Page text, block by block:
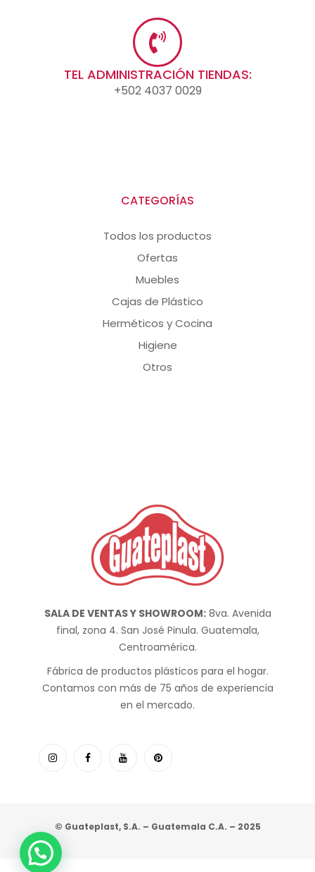
TEL ADMINISTRACIÓN TIENDAS:
+502 4037 0029
CATEGORÍAS
Todos los productos
Ofertas
Muebles
Cajas de Plástico
Herméticos y Cocina
Higiene
Otros
SALA DE VENTAS Y SHOWROOM:8va. Avenida
final, zona 4. San José Pinula. Guatemala,
Centroamérica.
Fábrica de productos plásticos para el hogar.
Contamos con más de 75 años de experiencia
en el mercado.
© Guateplast, S.A. – Guatemala C.A. – 2025